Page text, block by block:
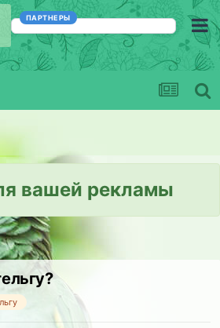
ПАРТНЕРЫ
вашей рекламы